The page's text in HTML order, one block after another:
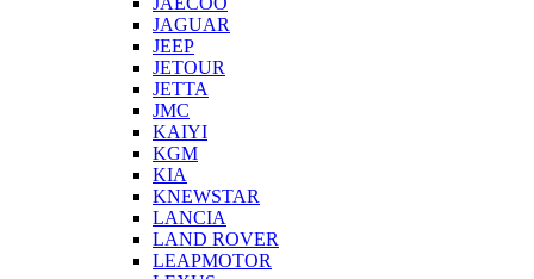
JAGUAR
JEEP
JETOUR
JETTA
JMC
KAIYI
KGM
KIA
KNEWSTAR
LANCIA
LAND ROVER
LEAPMOTOR